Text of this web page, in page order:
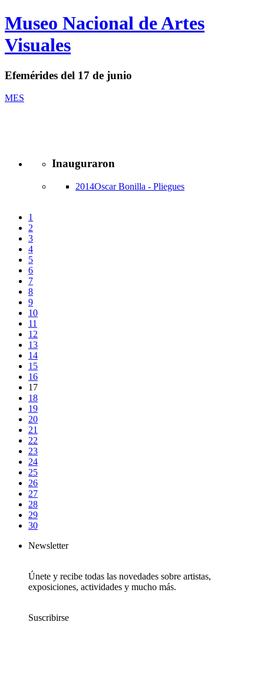
Logo
MNAV
Museo Nacional de Artes
Visuales
Efemérides del 17 de junio
MES
Inauguraron
2014Oscar Bonilla - Pliegues
1
2
3
4
5
6
7
8
9
10
11
12
13
14
15
16
17
18
19
20
21
22
23
24
25
26
27
28
29
30
Newsletter
Únete y recibe todas las novedades sobre artistas,
exposiciones, actividades y mucho más.
Suscribirse